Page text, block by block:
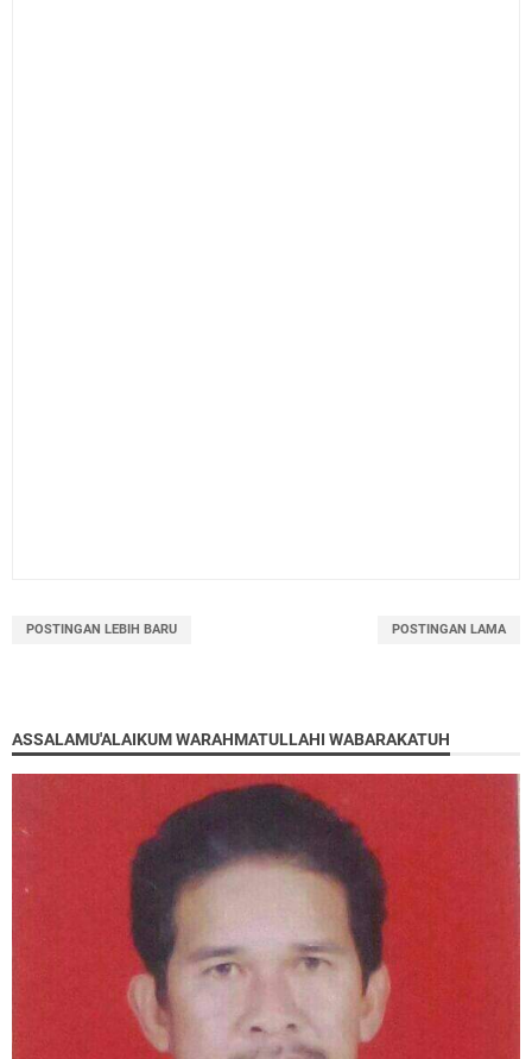
POSTINGAN LEBIH BARU POSTINGAN LAMA
ASSALAMU'ALAIKUM WARAHMATULLAHI WABARAKATUH